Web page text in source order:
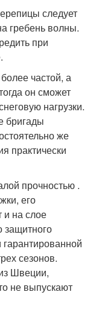
следует
гребень волны.
при
частой, а
он сможет
нагрузки.
бригады
же
практически
прочностью .
его
и на слое
защитного
гарантированной
сезонов.
Швеции,
не выпускают